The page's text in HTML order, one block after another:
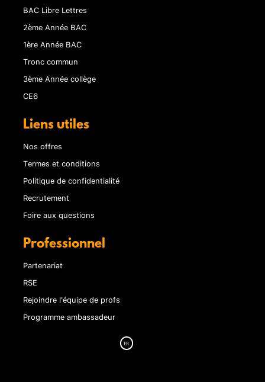
BAC Libre Lettres
2ème Année BAC
1ère Année BAC
Tronc commun
3ème Année collège
CE6
Liens utiles
Nos offres
Termes et conditions
Politique de confidentialité
Recrutement
Foire aux questions
Professionnel
Partenariat
RSE
Rejoindre l'équipe de profs
Programme ambassadeur